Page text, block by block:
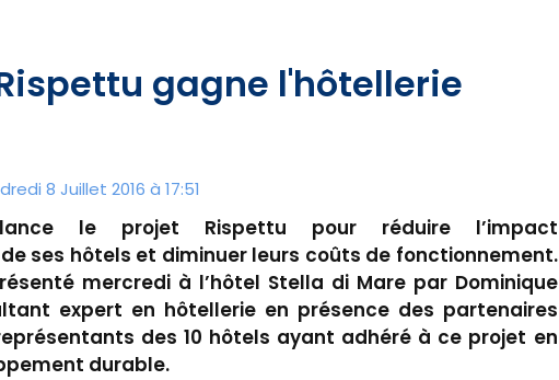
gagne l'hôtellerie
8 Juillet 2016 à 17:51
lance le projet Rispettu pour réduire l’impact
ses hôtels et diminuer leurs coûts de fonctionnement.
mercredi à l’hôtel Stella di Mare par Dominique
expert en hôtellerie en présence des partenaires
des 10 hôtels ayant adhéré à ce projet en
durable.